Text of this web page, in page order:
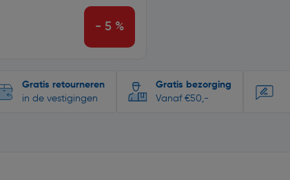
- 5 %
Gratis retourneren
in de vestigingen
Gratis bezorging
Vanaf €50,-